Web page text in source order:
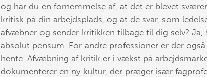
og har du en fornemmelse af, at det er blevet
kritisk på din arbejdsplads, og at de svar, som
afvæbner og sender kritikken tilbage til dig selv? Ja,
absolut pensum. For andre professioner er der
hente. Afvæbning af kritik er i vækst på
dokumenterer en ny kultur, der præger især